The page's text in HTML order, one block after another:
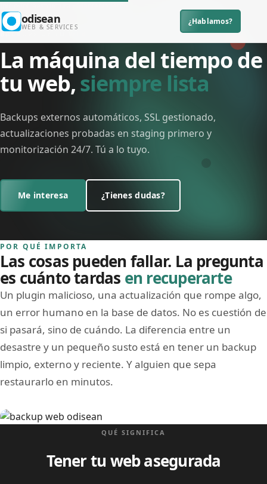
odisean
WEB & SERVICES Main navigation
¿Hablamos?
BACKUPS DE TU WEB
La máquina del tiempo de
tu web,siempre lista
Backups externos automáticos, SSL gestionado,
actualizaciones probadas en staging primero y
monitorización 24/7. Tú a lo tuyo.
Me interesa ¿Tienes dudas?
POR QUÉ IMPORTA
Las cosas pueden fallar. La pregunta
es cuánto tardas en recuperarte
Un plugin malicioso, una actualización que rompe algo,
un error humano en la base de datos. No es cuestión de
si pasará, sino de cuándo. La diferencia entre un
desastre y un pequeño susto está en tener un backup
limpio, externo y reciente. Y alguien que sepa
restaurarlo en minutos.
Image
QUÉ SIGNIFICA
Tener tu web asegurada